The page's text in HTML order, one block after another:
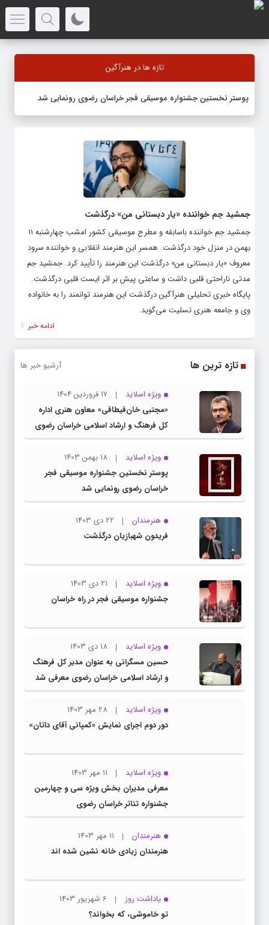
تازه ها در هنرآگین
پوستر نخستین جشنواره موسیقی فجر خراسان رضوی رونمایی شد
جمشید جم خواننده «یار دبستانی من» درگذشت
جمشید جم خواننده باسابقه و مطرح موسیقی کشور امشب چهارشنبه ۱۱
بهمن در منزل خود درگذشت. همسر این هنرمند انقلابی و خواننده سرود
معروف «یار دبستانی من» درگذشت این هنرمند را تأیید کرد. جمشید جم
مدتی ناراحتی قلبی داشت و ساعتی پیش بر اثر ایست قلبی درگذشت.
پایگاه خبری تحلیلی هنرآگین درگذشت این هنرمند توانمند را به خانواده
وی و جامعه هنری تسلیت می‌گوید.
ادامه خبر
تازه ترین ها آرشیو خبر ها
ویژه اسلاید
17 فروردین 1404
«مجتبی خان‌قیطاقی» معاون هنری اداره
کل فرهنگ و ارشاد اسلامی خراسان رضوی
شد
ویژه اسلاید
18 بهمن 1403
پوستر نخستین جشنواره موسیقی فجر
خراسان رضوی رونمایی شد
هنرمندان
22 دی 1403
فریدون شهبازیان درگذشت
ویژه اسلاید
21 دی 1403
جشنواره موسیقی فجر در راه خراسان
ویژه اسلاید
18 دی 1403
حسین مسگرانی به عنوان مدیر کل فرهنگ
و ارشاد اسلامی خراسان رضوی معرفی شد
ویژه اسلاید
28 مهر 1403
دور دوم اجرای نمایش «کمپانی آقای داتان»
ویژه اسلاید
11 مهر 1403
معرفی مدیران بخش ویژه سی و چهارمین
جشنواره تئاتر خراسان رضوی
هنرمندان
11 مهر 1403
هنرمندان زیادی خانه نشین شده اند
یاداشت روز
6 شهریور 1403
تو خاموشی، که بخواند؟